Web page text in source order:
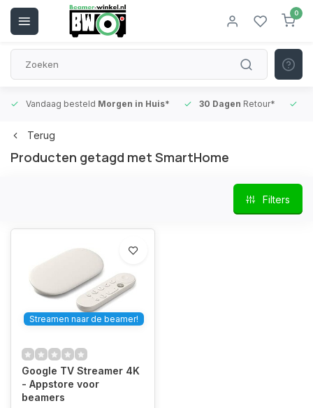
0
Vandaag besteld Morgen in Huis* 30 Dagen Retour*
Terug
Producten getagd met SmartHome
Filters
Streamen naar de beamer!
Google TV Streamer 4K
- Appstore voor
beamers